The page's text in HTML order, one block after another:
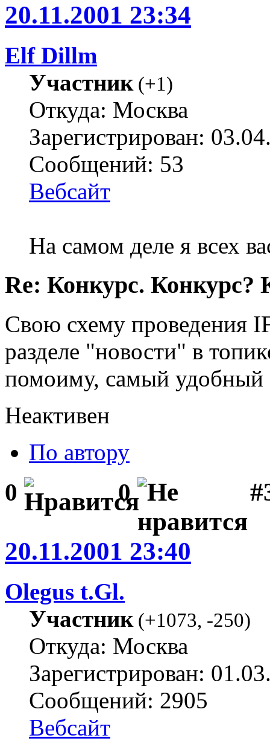
20.11.2001 23:34
Elf Dillm
Участник(+1)
Откуда: Москва
Зарегистрирован:
Сообщений: 53
Вебсайт
На самом деле я всех
Re: Конкурс. Конкурс?
Свою схему проведения
разделе "новости" в
помоиму, самый удобный
Неактивен
По автору
0 0
20.11.2001 23:40
Olegus t.Gl.
Участник(+1073, -250)
Откуда: Москва
Зарегистрирован:
Сообщений: 2905
Вебсайт